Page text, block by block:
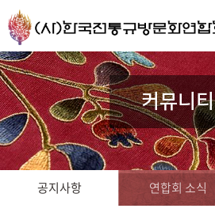
커뮤니티
공지사항 연합회 소식